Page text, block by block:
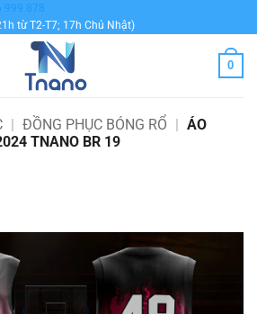
999 878
từ T2-T7; 17h Chủ Nhật)
0
| ĐỒNG PHỤC BÓNG RỔ | ÁO
TNANO BR 19